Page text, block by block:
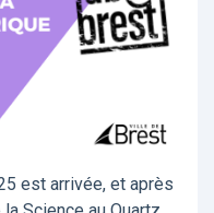
est arrivée, et après